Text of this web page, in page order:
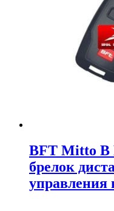
BFT Mitto B
брелок
управления